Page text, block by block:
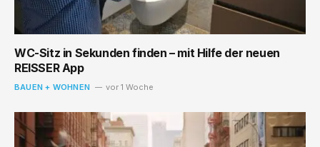
WC-Sitz in Sekunden finden – mit Hilfe der neuen
REISSER App
BAUEN + WOHNEN vor 1 Woche